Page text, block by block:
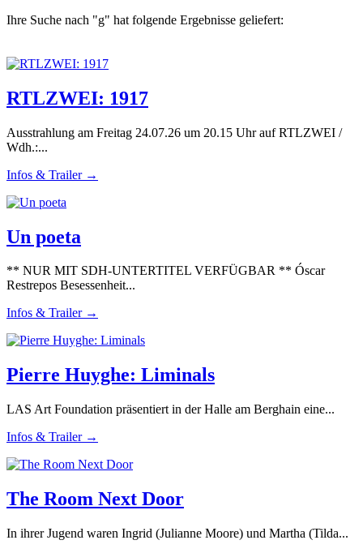
Ihre Suche nach "g" hat folgende Ergebnisse geliefert:
RTLZWEI: 1917
Ausstrahlung am Freitag 24.07.26 um 20.15 Uhr auf RTLZWEI /
Wdh.:...
Infos & Trailer →
Un poeta
** NUR MIT SDH-UNTERTITEL VERFÜGBAR ** Óscar
Restrepos Besessenheit...
Infos & Trailer →
Pierre Huyghe: Liminals
LAS Art Foundation präsentiert in der Halle am Berghain eine...
Infos & Trailer →
The Room Next Door
In ihrer Jugend waren Ingrid (Julianne Moore) und Martha (Tilda...